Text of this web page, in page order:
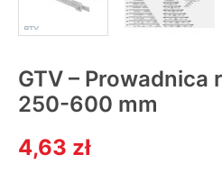
GTV – Prowadnica
250-600 mm
4,63 zł